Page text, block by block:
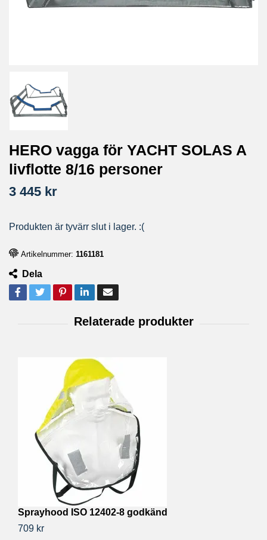
HERO vagga för YACHT SOLAS A
livflotte 8/16 personer
3 445 kr
Produkten är tyvärr slut i lager. :(
Artikelnummer: 1161181
Dela
Sprayhood ISO 12402-8 godkänd
709 kr